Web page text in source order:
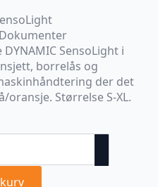
SensoLight i
borrelås og
der det
Størrelse S-XL.